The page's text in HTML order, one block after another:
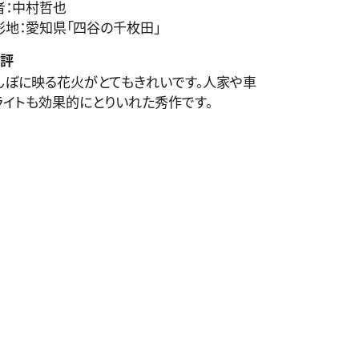
中村哲也
：愛知県「四谷の千枚田」
に映る花火がとてもきれいです。人家や車
トも効果的にとりいれた秀作です。